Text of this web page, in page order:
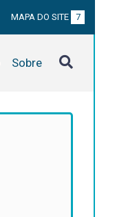
MAPA DO SITE 7
Sobre